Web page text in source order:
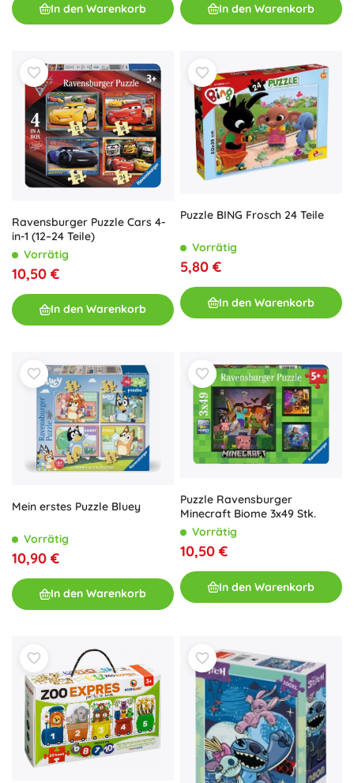
In den Warenkorb In den Warenkorb
Ravensburger Puzzle Cars 4-
in-1 (12–24 Teile)
Vorrätig
10,50 €
In den Warenkorb
Puzzle BING Frosch 24 Teile
Vorrätig
5,80 €
In den Warenkorb
Mein erstes Puzzle Bluey
Vorrätig
10,90 €
In den Warenkorb
Puzzle Ravensburger
Minecraft Biome 3x49 Stk.
Vorrätig
10,50 €
In den Warenkorb